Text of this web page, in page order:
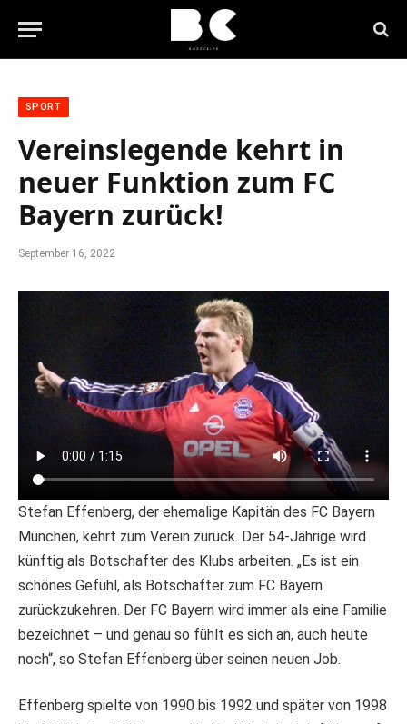
SPORT
Vereinslegende kehrt in
neuer Funktion zum FC
Bayern zurück!
September 16, 2022
Stefan Effenberg, der ehemalige Kapitän des FC Bayern
München, kehrt zum Verein zurück. Der 54-Jährige wird
künftig als Botschafter des Klubs arbeiten. „Es ist ein
schönes Gefühl, als Botschafter zum FC Bayern
zurückzukehren. Der FC Bayern wird immer als eine Familie
bezeichnet – und genau so fühlt es sich an, auch heute
noch“, so Stefan Effenberg über seinen neuen Job.
Effenberg spielte von 1990 bis 1992 und später von 1998